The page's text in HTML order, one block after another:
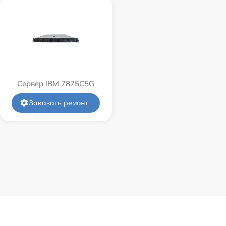
Сервер IBM 7875C5G
Заказать ремонт